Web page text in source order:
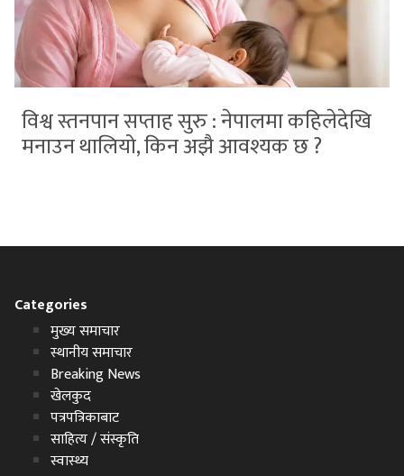
विश्व स्तनपान सप्ताह सुरु : नेपालमा कहिलेदेखि
मनाउन थालियो, किन अझै आवश्यक छ ?
Categories
मुख्य समाचार
स्थानीय समाचार
Breaking News
खेलकुद
पत्रपत्रिकाबाट
साहित्य / संस्कृति
स्वास्थ्य